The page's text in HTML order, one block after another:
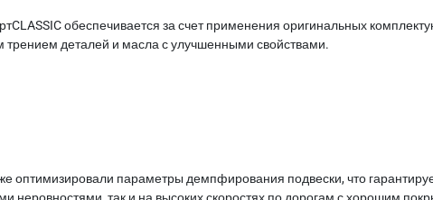
обеспечивается за счет применения оригинальных
деталей и масла с улучшенными свойствами.
оптимизировали параметры демпфирования подвески, что
неровностями, так и на высоких скоростях по дорогам с хорошим